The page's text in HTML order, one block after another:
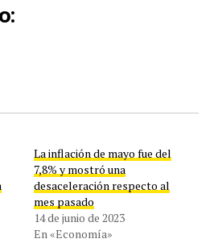
La inflación de mayo fue del
7,8% y mostró una
desaceleración respecto al
mes pasado
14 de junio de 2023
En «Economía»